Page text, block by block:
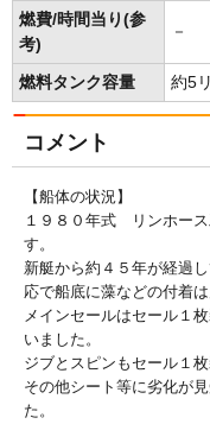
燃費/時間当り(参
考)
－
燃料タンク容量 約5
コメント
【船体の状況】
１９８０年式 リンホー
す。
新艇から約４５年が経過
応で船底に藻などの付着は
メインセールはセール１
いました。
ジブとスピンもセール１枚
その他シート等に劣化が
た。